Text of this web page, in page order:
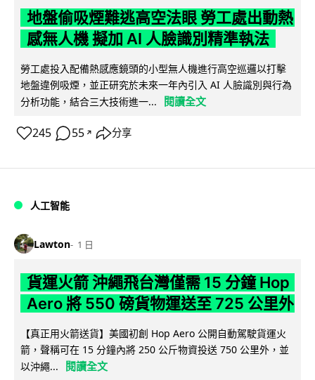
地盤偷吸煙難逃高空法眼 勞工處出動熱
感無人機 擬加 AI 人臉識別精準執法
勞工處投入配備熱感應鏡頭的小型無人機進行高空巡邏以打擊
地盤違例吸煙，並正研究於未來一年內引入 AI 人臉識別與行為
分析功能，結合三大技術進一...
閱讀全文
245 55 ↗ 分享
人工智能
Lawton 1 日
貨運火箭 沖繩飛台灣僅需 15 分鐘 Hop
Aero 將 550 磅貨物運送至 725 公里外
【真正用火箭送貨】美國初創 Hop Aero 公開自動駕駛貨運火
箭，聲稱可在 15 分鐘內將 250 公斤物資投送 750 公里外，並
以沖繩...
閱讀全文